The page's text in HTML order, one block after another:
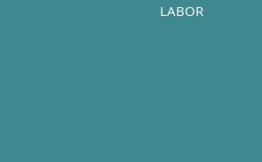
LABOR